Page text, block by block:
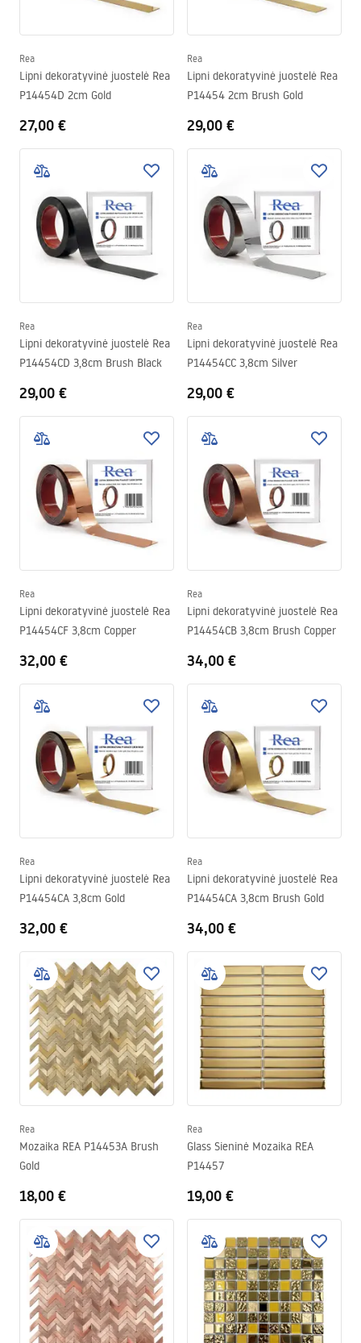
Rea
Lipni dekoratyvinė juostelė Rea
P14454D 2cm Gold
27,00 €
Rea
Lipni dekoratyvinė juostelė Rea
P14454 2cm Brush Gold
29,00 €
Rea
Lipni dekoratyvinė juostelė Rea
P14454CD 3,8cm Brush Black
29,00 €
Rea
Lipni dekoratyvinė juostelė Rea
P14454CC 3,8cm Silver
29,00 €
Rea
Lipni dekoratyvinė juostelė Rea
P14454CF 3,8cm Copper
32,00 €
Rea
Lipni dekoratyvinė juostelė Rea
P14454CB 3,8cm Brush Copper
34,00 €
Rea
Lipni dekoratyvinė juostelė Rea
P14454CA 3,8cm Gold
32,00 €
Rea
Lipni dekoratyvinė juostelė Rea
P14454CA 3,8cm Brush Gold
34,00 €
Rea
Mozaika REA P14453A Brush
Gold
18,00 €
Rea
Glass Sieninė Mozaika REA
P14457
19,00 €